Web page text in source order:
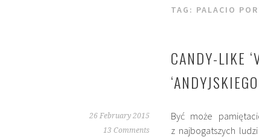
TAG: PALACIO
CANDY-LIKE
26 February 2015
13 Comments
Być może
z najbogatszych